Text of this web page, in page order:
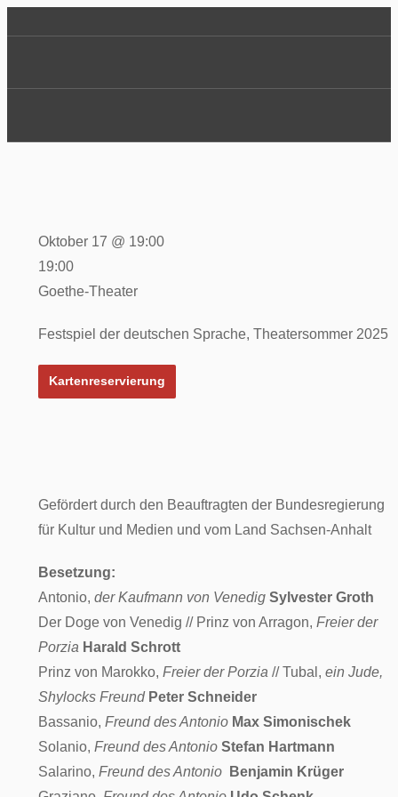
Gefördert durch den Beauftragten der Bundesregierung
für Kultur und Medien und vom Land Sachsen-Anhalt
Besetzung:
Antonio, der Kaufmann von Venedig Sylvester Groth
Der Doge von Venedig // Prinz von Arragon, Freier der
Porzia Harald Schrott
Prinz von Marokko, Freier der Porzia // Tubal, ein Jude,
Shylocks Freund Peter Schneider
Bassanio, Freund des Antonio Max Simonischek
Solanio, Freund des Antonio Stefan Hartmann
Salarino, Freund des Antonio
Benjamin Krüger
Oktober 17 @ 19:00
19:00
Goethe-Theater
Festspiel der deutschen Sprache, Theatersommer 2025
Kartenreservierung